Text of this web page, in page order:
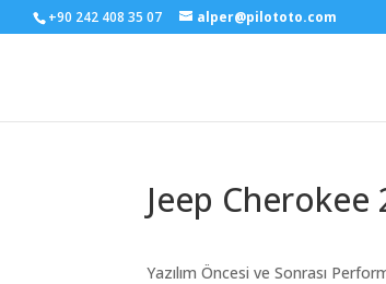
+90 242 408 35 07 alper@pilototo.com
Jeep Cherokee
Yazılım Öncesi ve Sonrası